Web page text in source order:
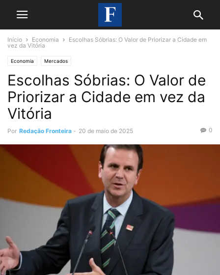
Início Economia
Escolhas Sóbrias: O Valor de Priorizar a Cidade em
vez da Vitória
Economia Mercados
Escolhas Sóbrias: O Valor de
Priorizar a Cidade em vez da
Vitória
Por Redação Fronteira - 20 de maio de 2025 0